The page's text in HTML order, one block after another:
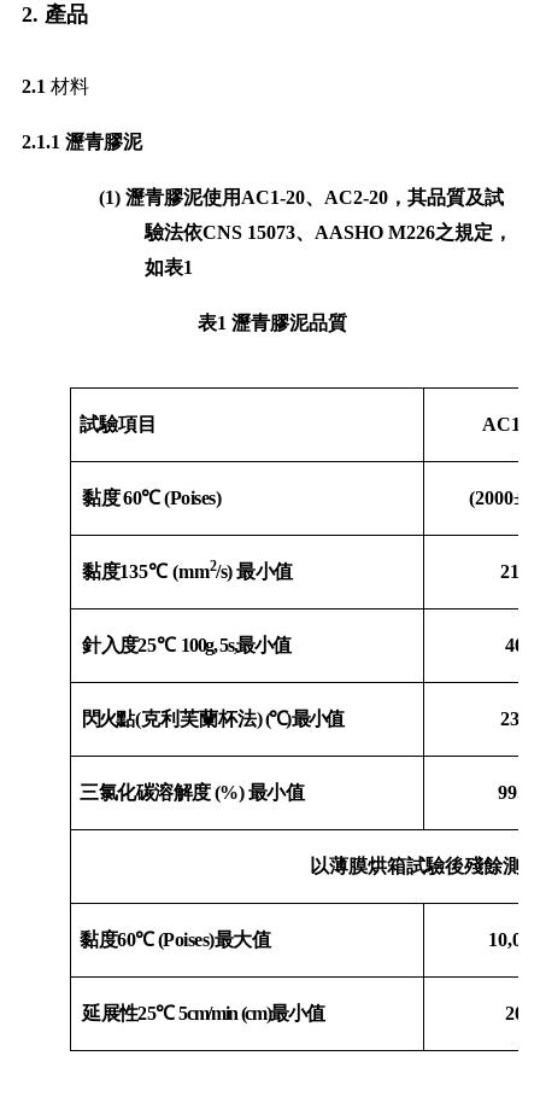
2. 產品
2.1 材料
2.1.1 瀝青膠泥
(1)瀝青膠泥使用 AC1-20、 AC2-20 ，其品質及試
驗法依CNS 15073、 AASHO M226之規定，
如表1
表1 瀝青膠泥品質
試驗項目 AC1-
黏度60℃ (Poises)
黏度135℃ (mm2/s)最小值 210
針入度25℃ 100g, 5s,最小值 40
閃火點(克利芙蘭杯法)(℃)最小值 230
三氯化碳溶解度(%)最小值 99.0
以薄膜烘箱試驗後殘餘測試
黏度60℃ (Poises)最大值 10,000
延展性25℃5cm/min (cm)最小值 20